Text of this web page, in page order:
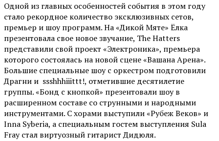
Одной из главных особенностей события в этом году
стало рекордное количество эксклюзивных сетов,
премьер и шоу программ. На «Дикой Мяте» Ёлка
презентовала свое новое звучание, The Hatters
представили свой проект «Электроника», премьера
которого состоялась на новой сцене «Вашана Арена».
Большие специальные шоу с оркестром подготовили
Драгни и ssshhhiiittt!, отметившие десятилетие
группы. «Бонд с кнопкой» презентовали шоу в
расширенном составе со струнными и народными
инструментами. С хорами выступили «Рубеж Веков» и
Inna Syberia, а специальным гостем выступления Sula
Fray стал виртуозный гитарист Дидюля.